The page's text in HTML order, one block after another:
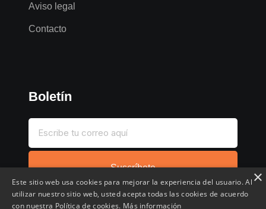
Aviso legal
Contacto
Boletín
Suscríbete ×
Este sitio web usa cookies para mejorar la experiencia del usuario. Al
utilizar nuestro sitio web, usted acepta todas las cookies de acuerdo
con nuestra Política de cookies. Más información